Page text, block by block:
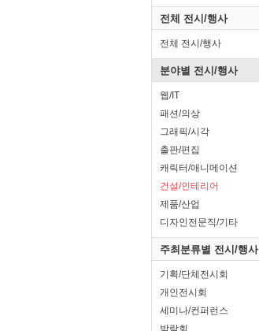
전체 전시/행사
전체 전시/행사
분야별 전시/행사
웹/IT
패션/의상
그래픽/시각
출판/편집
캐릭터/애니메이션
건설/인테리어
제품/산업
디자인전문직/기타
주최분류별 전시/행사
기획/단체전시회
개인전시회
세미나/컨퍼런스
박람회